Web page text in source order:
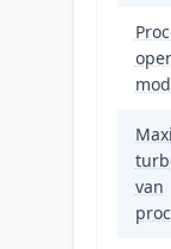
van